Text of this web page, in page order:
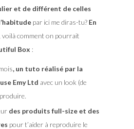
et de différent de celles
par ici me diras-tu? En
, voilà comment on pourrait
Box :
, un tuto réalisé par la
Emy Ltd avec un look (de
des produits full-size et des
pour t’aider à reproduire le